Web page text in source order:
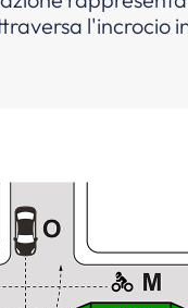
l'incrocio